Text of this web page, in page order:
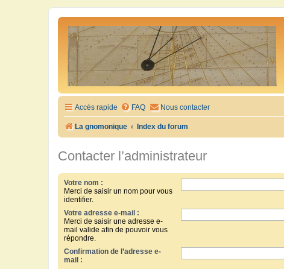
Accès rapide FAQ Nous contacter
La gnomonique Index du forum
Contacter l’administrateur
Votre nom :
Merci de saisir un nom pour vous
identifier.
Votre adresse e-mail :
Merci de saisir une adresse e-
mail valide afin de pouvoir vous
répondre.
Confirmation de l’adresse e-
mail :